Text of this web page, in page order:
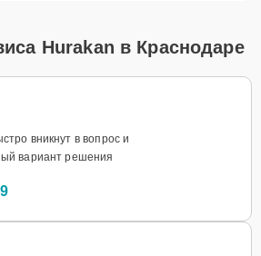
Hurakan в Краснодаре
вникнут в вопрос и
вариант решения